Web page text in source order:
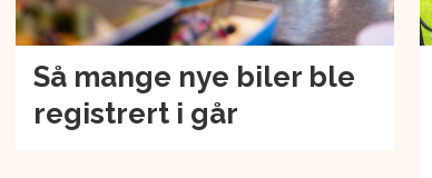
Så mange nye biler ble
registrert i går